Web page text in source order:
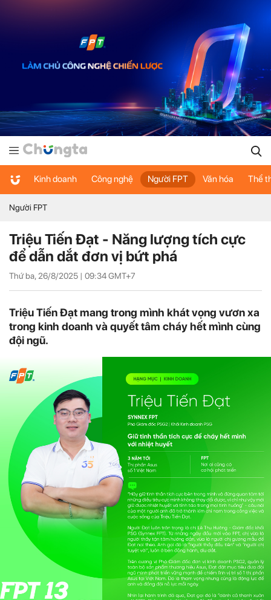
Kinh doanh Công nghệ Người FPT Văn hóa Thể
Người FPT
Triệu Tiến Đạt - Năng lượng tích cực
để dẫn dắt đơn vị bứt phá
Thứ ba, 26/8/2025 | 09:34GMT+7
Triệu Tiến Đạt mang trong mình khát vọng vươn xa
trong kinh doanh và quyết tâm cháy hết mình cùng
đội ngũ.